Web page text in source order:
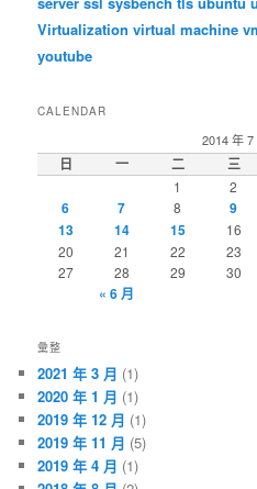
Virtualization virtual machine
youtube
CALENDAR
2014 年 7
日 一 二 三
1 2
6 7 8 9
13 14 15 16
20
21 22 23
27
28 29 30
« 6 月
彙整
2021 年 3 月 (1)
2020 年 1 月 (1)
2019 年 12 月 (1)
2019 年 11 月 (5)
2019 年 4 月 (1)